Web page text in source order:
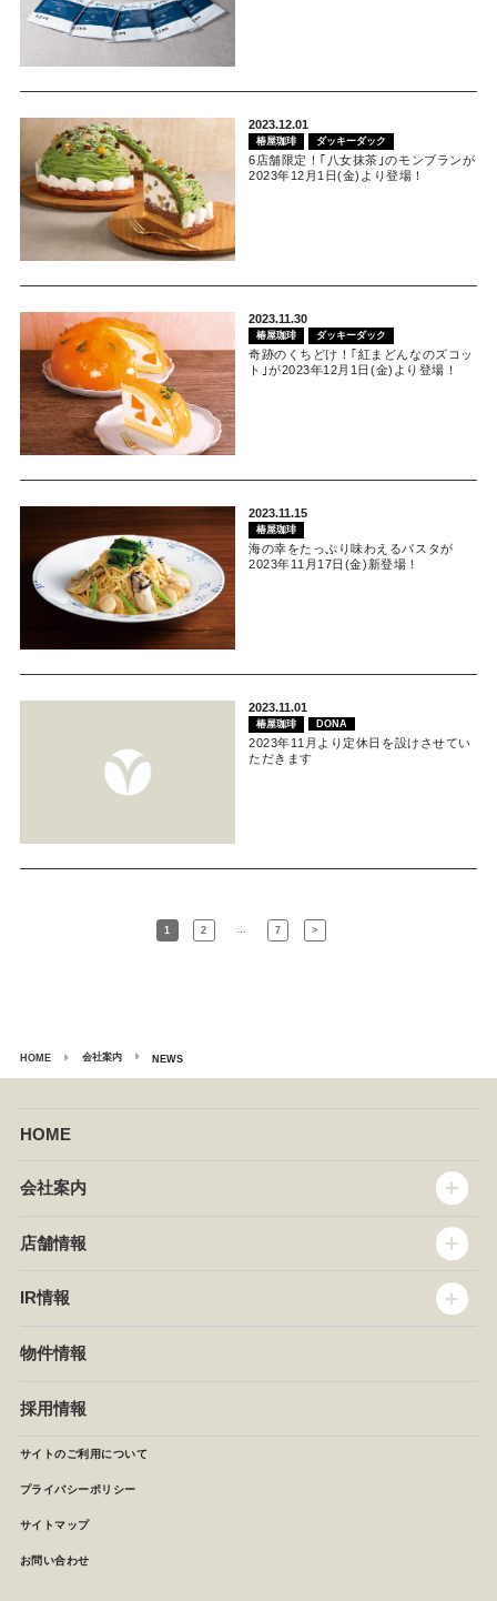
2023.12.01
椿屋珈琲 ダッキーダック
6店舗限定！｢八女抹茶｣のモンブランが
2023年12月1日(金)より登場！
2023.11.30
椿屋珈琲 ダッキーダック
奇跡のくちどけ！｢紅まどんなのズコッ
ト｣が2023年12月1日(金)より登場！
2023.11.15
椿屋珈琲
海の幸をたっぷり味わえるパスタが
2023年11月17日(金)新登場！
2023.11.01
椿屋珈琲 DONA
2023年11月より定休日を設けさせてい
ただきます
1 2 … 7 >
HOME 会社案内 NEWS
HOME
会社案内
企業情報
セントラルキッチン
NEWS
店舗情報
椿屋珈琲
イタリアンダイニングDONA
店舗検索
IR情報
IRニュース
月次報告
決算短信
株主の皆様へ
よくあるご質問 (株主優待制度)
物件情報
採用情報
サイトのご利用について
プライバシーポリシー
サイトマップ
お問い合わせ